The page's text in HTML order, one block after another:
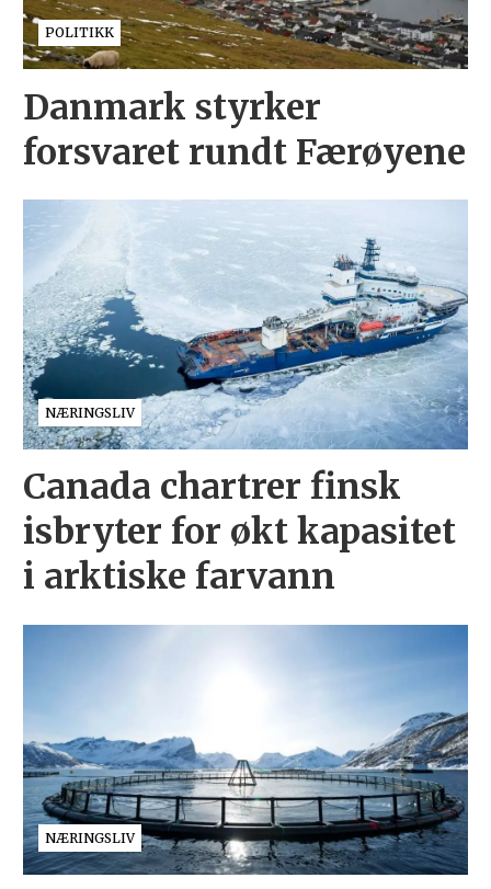
POLITIKK
Danmark styrker
forsvaret rundt Færøyene
NÆRINGSLIV
Canada chartrer finsk
isbryter for økt kapasitet
i arktiske farvann
NÆRINGSLIV